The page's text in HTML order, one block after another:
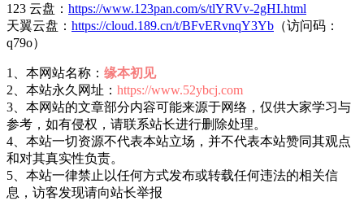
123 云盘： https://www.123pan.com/s/tlYRVv-2gHI.html
天翼云盘： https://cloud.189.cn/t/BFvERvnqY3Yb （访问码：
q79o）
1、本网站名称： 缘本初见
2、本站永久网址： https://www.52ybcj.com
3、本网站的文章部分内容可能来源于网络，仅供大家学习与
参考，如有侵权，请联系站长进行删除处理。
4、本站一切资源不代表本站立场，并不代表本站赞同其观点
和对其真实性负责。
5、本站一律禁止以任何方式发布或转载任何违法的相关信
息，访客发现请向站长举报